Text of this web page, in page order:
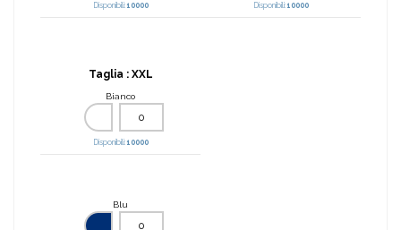
Disponibili:10000 Disponibili:10000
Taglia : XXL
Bianco
Disponibili:10000
Blu